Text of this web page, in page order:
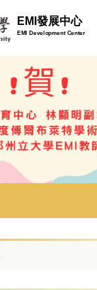
EMI發展中心
EMI Development Center